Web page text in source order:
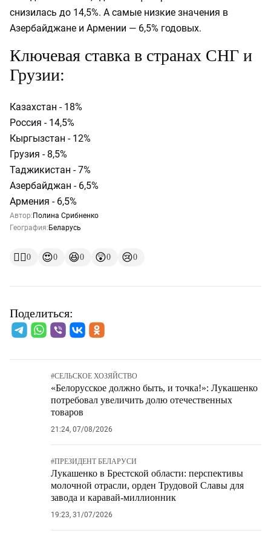
снизилась до 14,5%. А самые низкие значения в
Азербайджане и Армении — 6,5% годовых.
Ключевая ставка в странах СНГ и
Грузии:
Казахстан - 18%
Россия - 14,5%
Кыргызстан - 12%
Грузия - 8,5%
Таджикистан - 7%
Азербайджан - 6,5%
Армения - 6,5%
Автор: Полина Срибненко
География: Беларусь
👍🏻0 😍0 😆0 😲0 😢0
Поделиться:
#СЕЛЬСКОЕ ХОЗЯЙСТВО
«Белорусское должно быть, и точка!»: Лукашенко
потребовал увеличить долю отечественных
товаров
21:24, 07/08/2026
#ПРЕЗИДЕНТ БЕЛАРУСИ
Лукашенко в Брестской области: перспективы
молочной отрасли, орден Трудовой Славы для
завода и каравай-миллионник
19:23, 31/07/2026